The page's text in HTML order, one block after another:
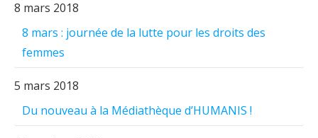
8 mars 2018
8 mars : journée de la lutte pour les droits des
femmes
5 mars 2018
Du nouveau à la Médiathèque d’HUMANIS !